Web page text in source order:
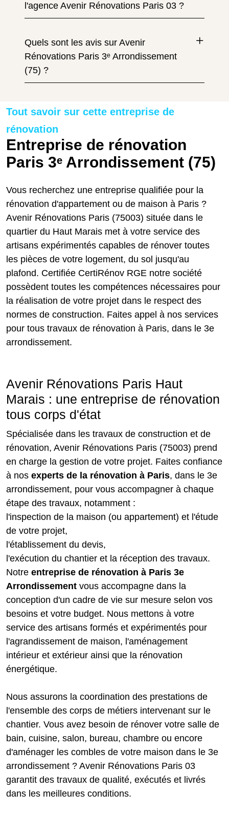
l'agence Avenir Rénovations Paris 03 ?
Quels sont les avis sur Avenir
Rénovations Paris 3ᵉ Arrondissement
(75) ?
Tout savoir sur cette entreprise de
rénovation
Entreprise de rénovation
Paris 3ᵉ Arrondissement (75)
Vous recherchez une entreprise qualifiée pour la
rénovation d'appartement ou de maison à Paris ?
Avenir Rénovations Paris (75003) située dans le
quartier du Haut Marais met à votre service des
artisans expérimentés capables de rénover toutes
les pièces de votre logement, du sol jusqu'au
plafond. Certifiée CertiRénov RGE notre société
possèdent toutes les compétences nécessaires pour
la réalisation de votre projet dans le respect des
normes de construction. Faites appel à nos services
pour tous travaux de rénovation à Paris, dans le 3e
arrondissement.
Avenir Rénovations Paris Haut
Marais : une entreprise de rénovation
tous corps d'état
Spécialisée dans les travaux de construction et de
rénovation, Avenir Rénovations Paris (75003) prend
en charge la gestion de votre projet. Faites confiance
à nos experts de la rénovation à Paris, dans le 3e
arrondissement, pour vous accompagner à chaque
étape des travaux, notamment :
l'inspection de la maison (ou appartement) et l'étude
de votre projet,
l'établissement du devis,
l'exécution du chantier et la réception des travaux.
Notre entreprise de rénovation à Paris 3e
Arrondissement vous accompagne dans la
conception d'un cadre de vie sur mesure selon vos
besoins et votre budget. Nous mettons à votre
service des artisans formés et expérimentés pour
l'agrandissement de maison, l'aménagement
intérieur et extérieur ainsi que la rénovation
énergétique.
Nous assurons la coordination des prestations de
l'ensemble des corps de métiers intervenant sur le
chantier. Vous avez besoin de rénover votre salle de
bain, cuisine, salon, bureau, chambre ou encore
d'aménager les combles de votre maison dans le 3e
arrondissement ? Avenir Rénovations Paris 03
garantit des travaux de qualité, exécutés et livrés
dans les meilleures conditions.